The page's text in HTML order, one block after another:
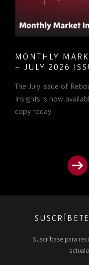
MONTHLY
– JULY 2026
The July issue of
Insights is now
copy today.
Suscríbase para